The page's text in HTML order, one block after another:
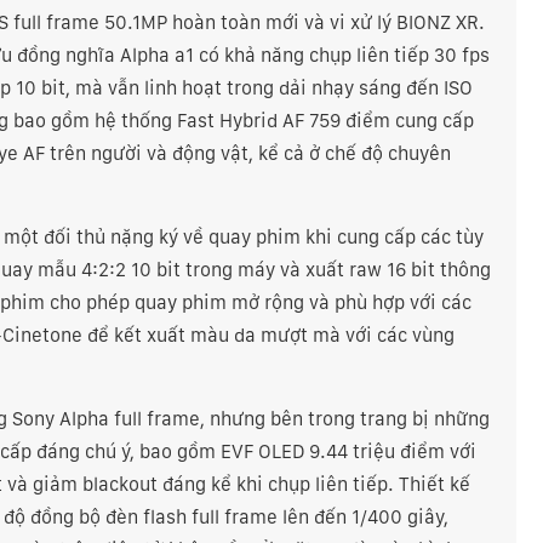
full frame 50.1MP hoàn toàn mới và vi xử lý BIONZ XR.
nghĩa Alpha a1 có khả năng chụp liên tiếp 30 fps
10 bit, mà vẫn linh hoạt trong dải nhạy sáng đến ISO
gồm hệ thống Fast Hybrid AF 759 điểm cung cấp
AF trên người và động vật, kể cả ở chế độ chuyên
đối thủ nặng ký về quay phim khi cung cấp các tùy
mẫu 4:2:2 10 bit trong máy và xuất raw 16 bit thông
cho phép quay phim mở rộng và phù hợp với các
để kết xuất màu da mượt mà với các vùng
Sony Alpha full frame, nhưng bên trong trang bị những
đáng chú ý, bao gồm EVF OLED 9.44 triệu điểm với
giảm blackout đáng kể khi chụp liên tiếp. Thiết kế
đồng bộ đèn flash full frame lên đến 1/400 giây,